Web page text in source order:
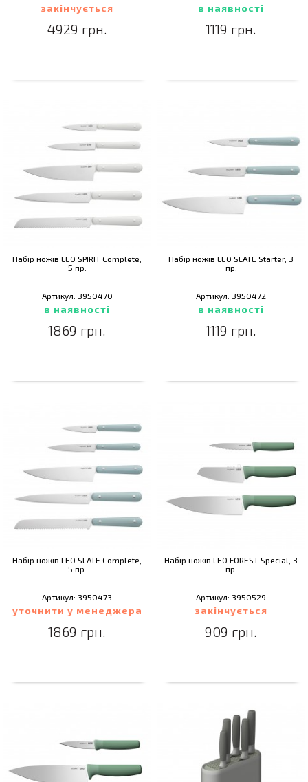
закінчується
4929 грн.
в наявності
1119 грн.
Набір ножів LEO SPIRIT Complete,
5 пр.
Артикул: 3950470
в наявності
1869 грн.
Набір ножів LEO SLATE Starter, 3
пр.
Артикул: 3950472
в наявності
1119 грн.
Набір ножів LEO SLATE Complete,
5 пр.
Артикул: 3950473
уточнити у менеджера
1869 грн.
Набір ножів LEO FOREST Special, 3
пр.
Артикул: 3950529
закінчується
909 грн.